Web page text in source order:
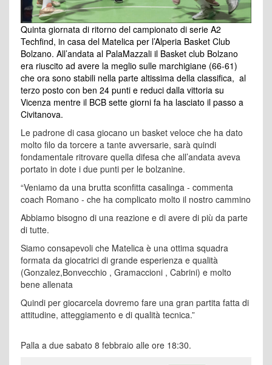
Quinta giornata di ritorno del campionato di serie A2
Techfind, in casa del Matelica per l’Alperia Basket Club
Bolzano. All’andata al PalaMazzali il Basket club Bolzano
era riuscito ad avere la meglio sulle marchigiane (66-61)
che ora sono stabili nella parte altissima della classifica, al
terzo posto con ben 24 punti e reduci dalla vittoria su
Vicenza mentre il BCB sette giorni fa ha lasciato il passo a
Civitanova.
Le padrone di casa giocano un basket veloce che ha dato
molto filo da torcere a tante avversarie, sarà quindi
fondamentale ritrovare quella difesa che all’andata aveva
portato in dote i due punti per le bolzanine.
“Veniamo da una brutta sconfitta casalinga - commenta
coach Romano - che ha complicato molto il nostro cammino
Abbiamo bisogno di una reazione e di avere di più da parte
di tutte.
Siamo consapevoli che Matelica è una ottima squadra
formata da giocatrici di grande esperienza e qualità
(Gonzalez,Bonvecchio , Gramaccioni , Cabrini) e molto
bene allenata
Quindi per giocarcela dovremo fare una gran partita fatta di
attitudine, atteggiamento e di qualità tecnica.”
Palla a due sabato 8 febbraio alle ore 18:30.